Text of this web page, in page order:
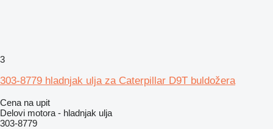
3
303-8779 hladnjak ulja za Caterpillar D9T buldožera
Cena na upit
Delovi motora - hladnjak ulja
303-8779